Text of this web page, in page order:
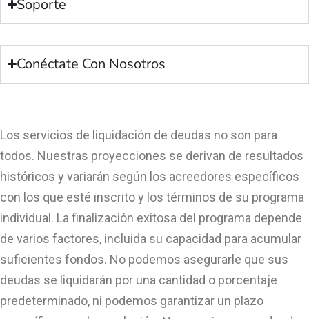
Soporte
Conéctate Con Nosotros
Los servicios de liquidación de deudas no son para
todos. Nuestras proyecciones se derivan de resultados
históricos y variarán según los acreedores específicos
con los que esté inscrito y los términos de su programa
individual. La finalización exitosa del programa depende
de varios factores, incluida su capacidad para acumular
suficientes fondos. No podemos asegurarle que sus
deudas se liquidarán por una cantidad o porcentaje
predeterminado, ni podemos garantizar un plazo